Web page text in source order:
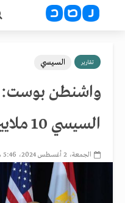
تقارير السيسي
واشنطن
السيسي 10 ملايين دولار لترامب
الجمعة، 2 أغسطس 2024، 5:46 م